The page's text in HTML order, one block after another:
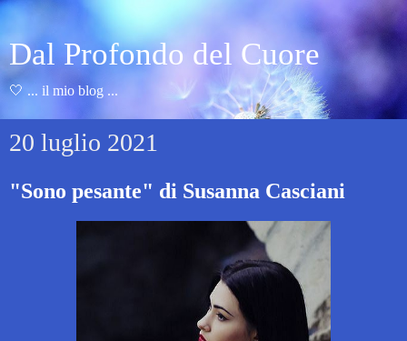
Dal Profondo del Cuore
🤍 ... il mio blog ...
20 luglio 2021
"Sono pesante" di Susanna Casciani